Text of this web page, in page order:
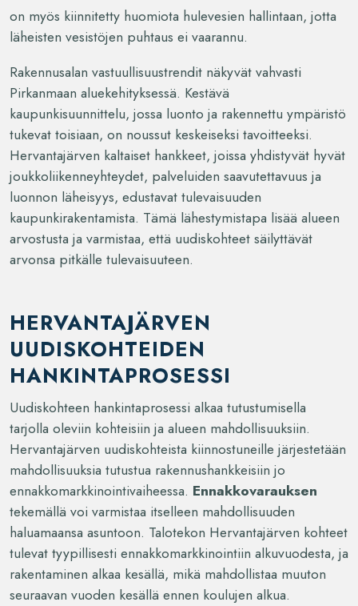
on myös kiinnitetty huomiota hulevesien hallintaan, jotta
läheisten vesistöjen puhtaus ei vaarannu.
Rakennusalan vastuullisuustrendit näkyvät vahvasti
Pirkanmaan aluekehityksessä. Kestävä
kaupunkisuunnittelu, jossa luonto ja rakennettu ympäristö
tukevat toisiaan, on noussut keskeiseksi tavoitteeksi.
Hervantajärven kaltaiset hankkeet, joissa yhdistyvät hyvät
joukkoliikenneyhteydet, palveluiden saavutettavuus ja
luonnon läheisyys, edustavat tulevaisuuden
kaupunkirakentamista. Tämä lähestymistapa lisää alueen
arvostusta ja varmistaa, että uudiskohteet säilyttävät
arvonsa pitkälle tulevaisuuteen.
HERVANTAJÄRVEN
UUDISKOHTEIDEN
HANKINTAPROSESSI
Uudiskohteen hankintaprosessi alkaa tutustumisella
tarjolla oleviin kohteisiin ja alueen mahdollisuuksiin.
Hervantajärven uudiskohteista kiinnostuneille järjestetään
mahdollisuuksia tutustua rakennushankkeisiin jo
ennakkomarkkinointivaiheessa. Ennakkovarauksen
tekemällä voi varmistaa itselleen mahdollisuuden
haluamaansa asuntoon. Talotekon Hervantajärven kohteet
tulevat tyypillisesti ennakkomarkkinointiin alkuvuodesta, ja
rakentaminen alkaa kesällä, mikä mahdollistaa muuton
seuraavan vuoden kesällä ennen koulujen alkua.